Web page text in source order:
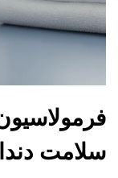
سلامت